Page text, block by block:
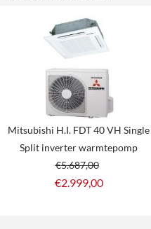
Mitsubishi H.I. FDT 40 VH Single
Split inverter warmtepomp
€5.687,00
€2.999,00